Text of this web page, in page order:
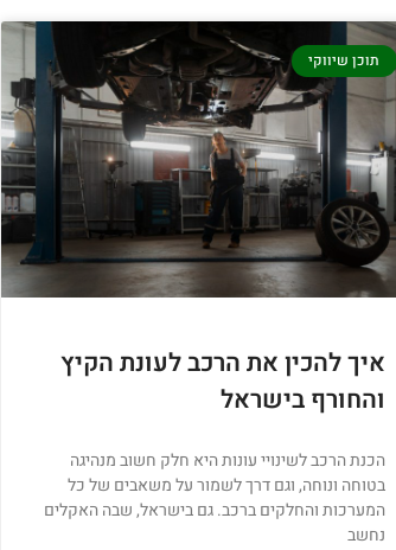
תוכן שיווקי
איך להכין את הרכב לעונת הקיץ
והחורף בישראל
הכנת הרכב לשינויי עונות היא חלק חשוב מנהיגה
בטוחה ונוחה, וגם דרך לשמור על משאבים של כל
המערכות והחלקים ברכב. גם בישראל, שבה האקלים
נחשב